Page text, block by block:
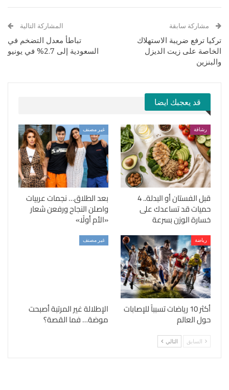
مشاركة سابقة
تركيا ترفع ضريبة الاستهلاك
الخاصة على زيت الديزل
والبنزين
المشاركة التالية
تباطأ معدل التضخم في
السعودية إلى 2.7% في يونيو
قد يعجبك ايضا
رشاقة
قبل الفستان أو البدلة.. 4
حميات قد تساعدك على
خسارة الوزن بسرعة
غير مصنف
بعد الطلاق… نجمات عربيات
واصلن النجاح ورفعن شعار
«الأم أولًا»
رياضة
أكثر 10 رياضات تسبباً للإصابات
حول العالم
غير مصنف
الإطلالة غير المرتبة أصبحت
موضة… فما القصة؟
السابق التالي